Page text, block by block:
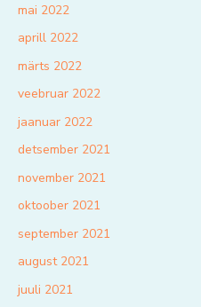
mai 2022
aprill 2022
märts 2022
veebruar 2022
jaanuar 2022
detsember 2021
november 2021
oktoober 2021
september 2021
august 2021
juuli 2021